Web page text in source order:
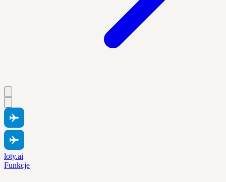
loty.ai
Funkcje